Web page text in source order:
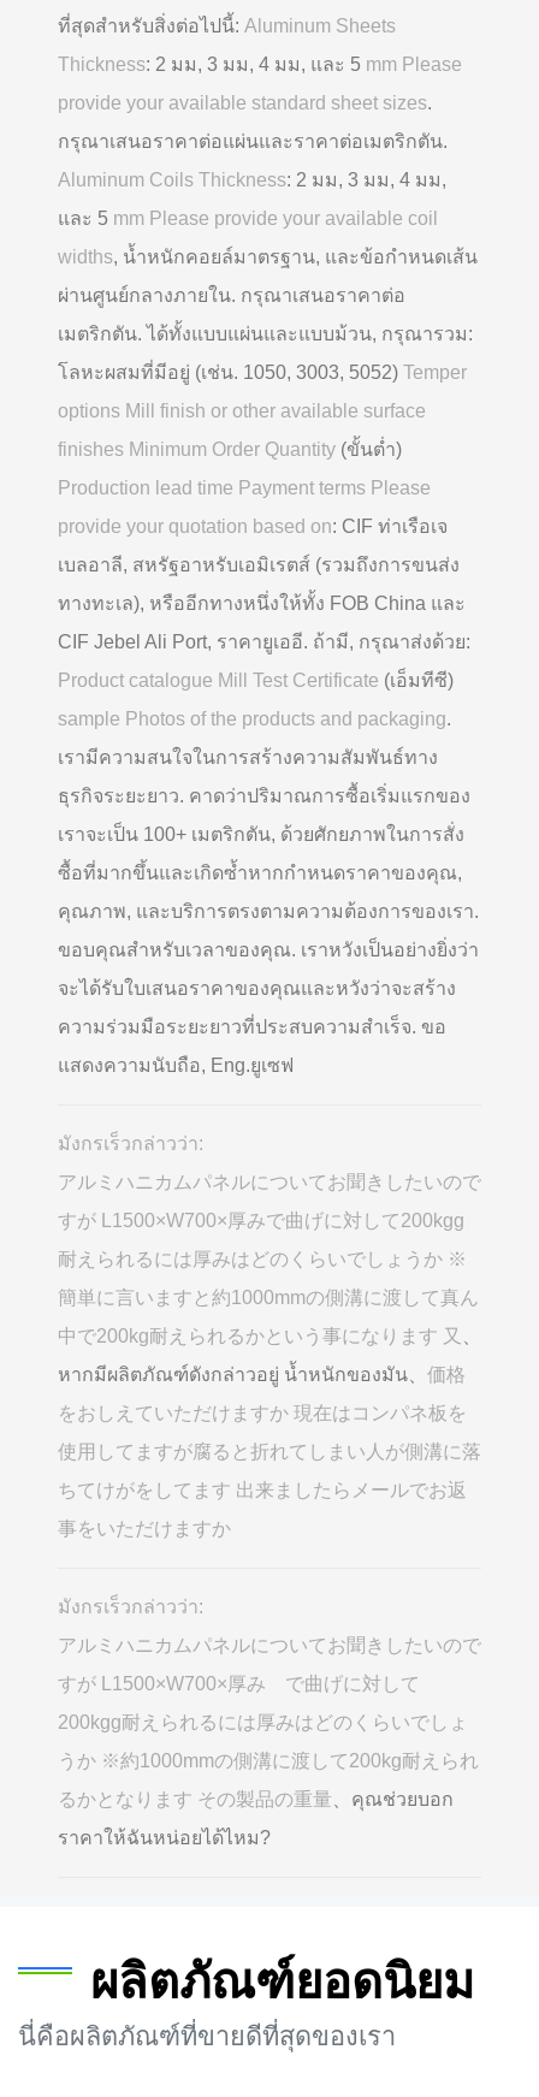
ที่สุดสำหรับสิ่งต่อไปนี้: Aluminum Sheets
Thickness: 2 มม, 3 มม, 4 มม, และ 5 mm Please
provide your available standard sheet sizes.
กรุณาเสนอราคาต่อแผ่นและราคาต่อเมตริกตัน.
Aluminum Coils Thickness: 2 มม, 3 มม, 4 มม,
และ 5 mm Please provide your available coil
widths, น้ำหนักคอยล์มาตรฐาน, และข้อกำหนดเส้น
ผ่านศูนย์กลางภายใน. กรุณาเสนอราคาต่อ
เมตริกตัน. ได้ทั้งแบบแผ่นและแบบม้วน, กรุณารวม:
โลหะผสมที่มีอยู่ (เช่น. 1050, 3003, 5052) Temper
options Mill finish or other available surface
finishes Minimum Order Quantity (ขั้นต่ำ)
Production lead time Payment terms Please
provide your quotation based on: CIF ท่าเรือเจ
เบลอาลี, สหรัฐอาหรับเอมิเรตส์ (รวมถึงการขนส่ง
ทางทะเล), หรืออีกทางหนึ่งให้ทั้ง FOB China และ
CIF Jebel Ali Port, ราคายูเออี. ถ้ามี, กรุณาส่งด้วย:
Product catalogue Mill Test Certificate (เอ็มทีซี)
sample Photos of the products and packaging.
เรามีความสนใจในการสร้างความสัมพันธ์ทาง
ธุรกิจระยะยาว. คาดว่าปริมาณการซื้อเริ่มแรกของ
เราจะเป็น 100+ เมตริกตัน, ด้วยศักยภาพในการสั่ง
ซื้อที่มากขึ้นและเกิดซ้ำหากกำหนดราคาของคุณ,
คุณภาพ, และบริการตรงตามความต้องการของเรา.
ขอบคุณสำหรับเวลาของคุณ. เราหวังเป็นอย่างยิ่งว่า
จะได้รับใบเสนอราคาของคุณและหวังว่าจะสร้าง
ความร่วมมือระยะยาวที่ประสบความสำเร็จ. ขอ
แสดงความนับถือ, Eng.ยูเซฟ
มังกรเร็วกล่าวว่า:
アルミハニカムパネルについてお聞きしたいので
すが L1500×W700×厚みで曲げに対して200kgg
耐えられるには厚みはどのくらいでしょうか ※
簡単に言いますと約1000mmの側溝に渡して真ん
中で200kg耐えられるかという事になります 又
หากมีผลิตภัณฑ์ดังกล่าวอยู่ น้ำหนักของมัน、 価格
をおしえていただけますか 現在はコンパネ板を
使用してますが腐ると折れてしまい人が側溝に落
ちてけがをしてます 出来ましたらメールでお返
事をいただけますか
มังกรเร็วกล่าวว่า:
アルミハニカムパネルについてお聞きしたいので
すが L1500×W700×厚み で曲げに対して
200kgg耐えられるには厚みはどのくらいでしょ
うか ※約1000mmの側溝に渡して200kg耐えられ
るかとなります その製品の重量 、คุณช่วยบอก
ราคาให้ฉันหน่อยได้ไหม?
ผลิตภัณฑ์ยอดนิยม
นี่คือผลิตภัณฑ์ที่ขายดีที่สุดของเรา